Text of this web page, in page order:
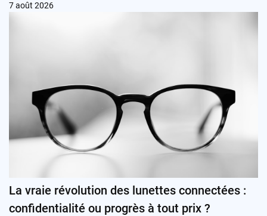
7 août 2026
La vraie révolution des lunettes connectées :
confidentialité ou progrès à tout prix ?